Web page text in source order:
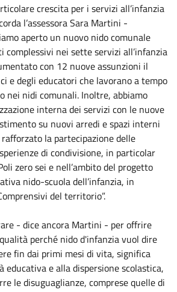
crescita per i servizi all’infanzia
l’assessora Sara Martini -
aperto un nuovo nido comunale
complessivi nei sette servizi all’infanzia
con 12 nuove assunzioni il
e degli educatori che lavorano a tempo
nei nidi comunali. Inoltre, abbiamo
interna dei servizi con le nuove
su nuovi arredi e spazi interni
la partecipazione delle
di condivisione, in particolar
zero sei e nell’ambito del progetto
nido-scuola dell’infanzia, in
del territorio”.
- dice ancora Martini - per offrire
perché nido d'infanzia vuol dire
fin dai primi mesi di vita, significa
educativa e alla dispersione scolastica,
le disuguaglianze, comprese quelle di